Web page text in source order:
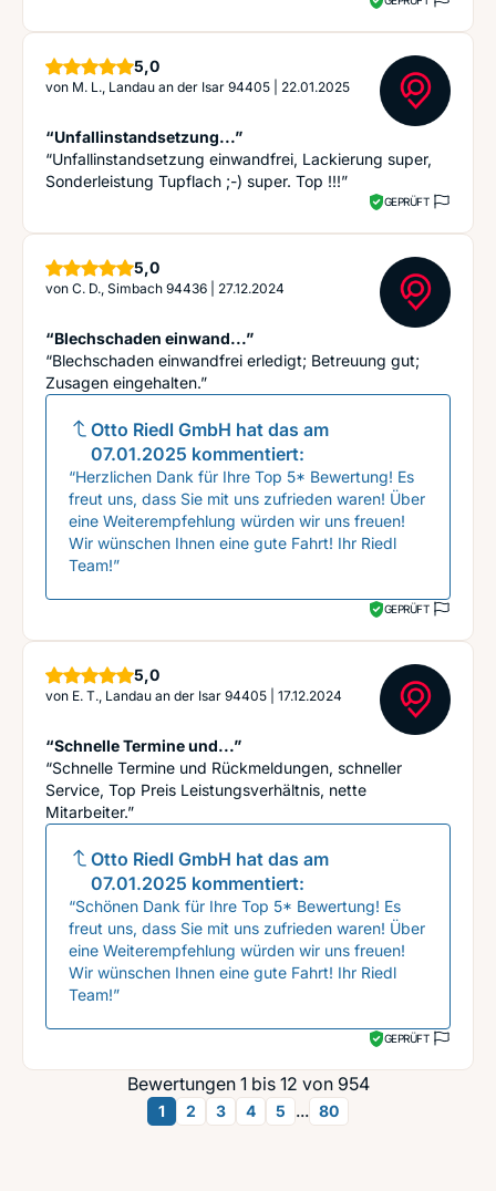
5,0Sterne
von M. L., Landau an der Isar 94405 22.01.2025
“Unfallinstandsetzung...”
“Unfallinstandsetzung einwandfrei, Lackierung super,
Sonderleistung Tupflach ;-) super. Top !!!”
GEPRÜFT
5,0Sterne
von C. D., Simbach 94436 27.12.2024
“Blechschaden einwand...”
“Blechschaden einwandfrei erledigt; Betreuung gut;
Zusagen eingehalten.”
Otto Riedl GmbH hat das am
07.01.2025 kommentiert:
“Herzlichen Dank für Ihre Top 5* Bewertung! Es
freut uns, dass Sie mit uns zufrieden waren! Über
eine Weiterempfehlung würden wir uns freuen!
Wir wünschen Ihnen eine gute Fahrt! Ihr Riedl
Team!”
GEPRÜFT
5,0Sterne
von E. T., Landau an der Isar 94405 17.12.2024
“Schnelle Termine und...”
“Schnelle Termine und Rückmeldungen, schneller
Service, Top Preis Leistungsverhältnis, nette
Mitarbeiter.”
Otto Riedl GmbH hat das am
07.01.2025 kommentiert:
“Schönen Dank für Ihre Top 5* Bewertung! Es
freut uns, dass Sie mit uns zufrieden waren! Über
eine Weiterempfehlung würden wir uns freuen!
Wir wünschen Ihnen eine gute Fahrt! Ihr Riedl
Team!”
GEPRÜFT
Bewertungen 1 bis 12 von 954
1 2 3 4 5 ... 80